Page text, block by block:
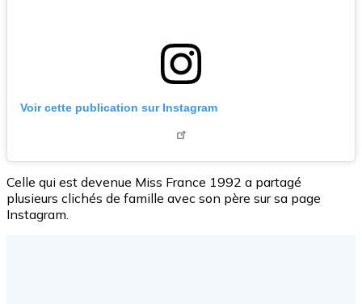
Voir cette publication sur Instagram
Celle qui est devenue Miss France 1992 a partagé
plusieurs clichés de famille avec son père sur sa page
Instagram.